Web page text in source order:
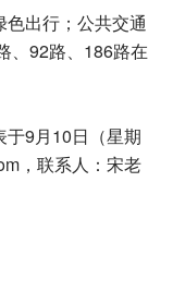
出行；公共交通
、92路、186路在
9月10日（星期
，联系人：宋老